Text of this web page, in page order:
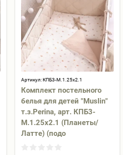
Артикул: КПБ3-М.1.25х2.1
Комплект постельного
белья для детей "Muslin"
т.з.Perina, арт. КПБ3-
М.1.25х2.1 (Планеты/
Латте) (подо